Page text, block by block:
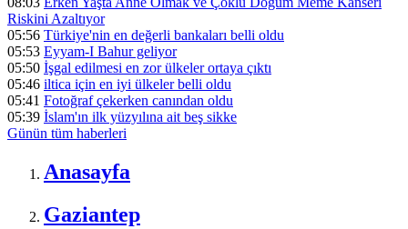
Riskini Azaltıyor
05:56 Türkiye'nin en değerli bankaları belli oldu
05:53 Eyyam-I Bahur geliyor
05:50 İşgal edilmesi en zor ülkeler ortaya çıktı
05:46 iltica için en iyi ülkeler belli oldu
05:41 Fotoğraf çekerken canından oldu
05:39 İslam'ın ilk yüzyılına ait beş sikke
Günün tüm haberleri
Anasayfa
Gaziantep